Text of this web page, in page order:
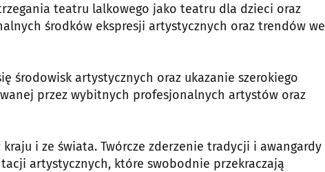
teatru lalkowego jako teatru dla dzieci oraz
środków ekspresji artystycznych oraz trendów we
środowisk artystycznych oraz ukazanie szerokiego
przez wybitnych profesjonalnych artystów oraz
i ze świata. Twórcze zderzenie tradycji i awangardy
artystycznych, które swobodnie przekraczają